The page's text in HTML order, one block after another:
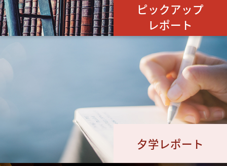
ピックアップ
レポート
夕学レポート